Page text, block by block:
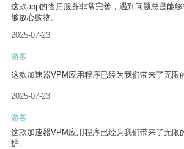
这款app的售后服务非常完善，遇到问题总是能
够放心购物。
2025-07-23
游客
这款加速器VPM应用程序已经为我们带来了无限
2025-07-23
游客
这款加速器VPM应用程序已经为我们带来了无限
护。